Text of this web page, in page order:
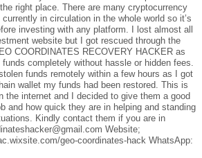
right place. There are many cryptocurrency
in circulation in the whole world so it’s
investing with any platform. I lost almost all
website but I got rescued through the
COORDINATES RECOVERY HACKER as
completely without hassle or hidden fees.
funds remotely within a few hours as I got
wallet my funds had been restored. This is
the internet and I decided to give them a good
and how quick they are in helping and standing
Kindly contact them if you are in
Website;
geo-coordinates-hack WhatsApp: